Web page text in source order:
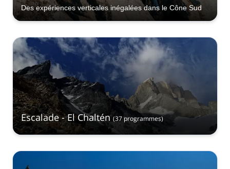
Des expériences verticales inégalées dans le Cône Sud
Escalade - El Chaltén (37 programmes)